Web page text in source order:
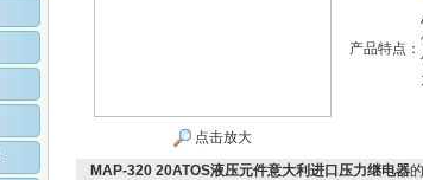
点击放大
产品特点：
MAP-320 20ATOS液压元件意大利进口压力继电器